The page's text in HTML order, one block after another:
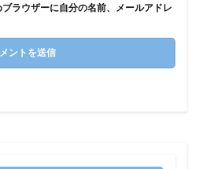
ラウザーに自分の名前、メールアドレ